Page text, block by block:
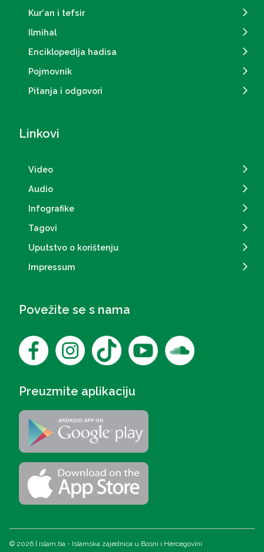
Kur'an i tefsir
Ilmihal
Enciklopedija hadisa
Pojmovnik
Pitanja i odgovori
Linkovi
Video
Audio
Infografike
Tagovi
Uputstvo o korištenju
Impressum
Povežite se s nama
Preuzmite aplikaciju
© 2026 | islam.ba - Islamska zajednica u Bosni i Hercegovini